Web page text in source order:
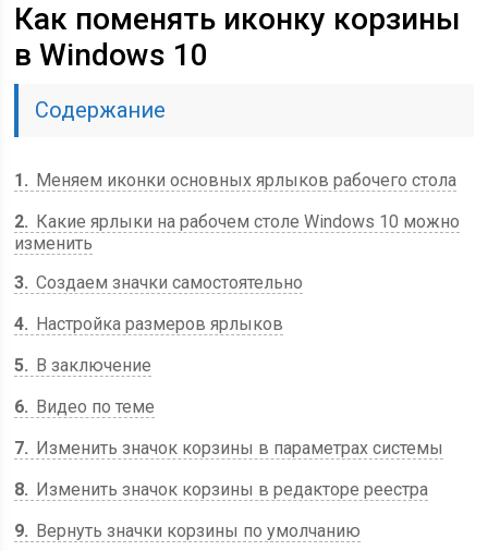
Как поменять иконку корзины
в Windows 10
Содержание
1
Меняем иконки основных ярлыков рабочего стола
2
Какие ярлыки на рабочем столе Windows 10 можно
изменить
3 Создаем значки самостоятельно
4
Настройка размеров ярлыков
5
В заключение
6
Видео по теме
7
Изменить значок корзины в параметрах системы
8
Изменить значок корзины в редакторе реестра
9
Вернуть значки корзины по умолчанию